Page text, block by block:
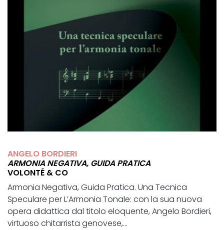
ANGELO BORDIERI
ARMONIA NEGATIVA, GUIDA PRATICA
VOLONTÉ & CO
Armonia Negativa, Guida Pratica. Una Tecnica
Speculare per L’Armonia Tonale: con la sua nuova
opera didattica dal titolo eloquente, Angelo Bordieri,
virtuoso chitarrista genovese,...